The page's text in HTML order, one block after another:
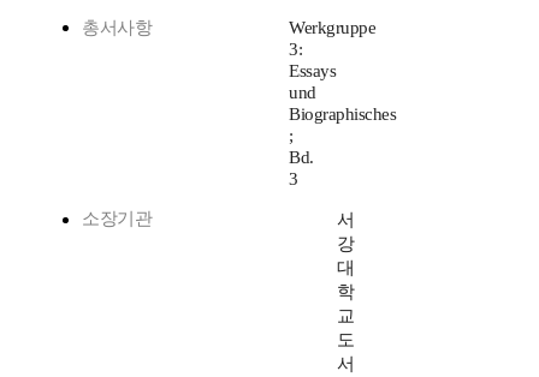
총서사항
Werkgruppe
3:
Essays
und
Biographisches
;
Bd.
3
소장기관
서
강
대
학
교
도
서